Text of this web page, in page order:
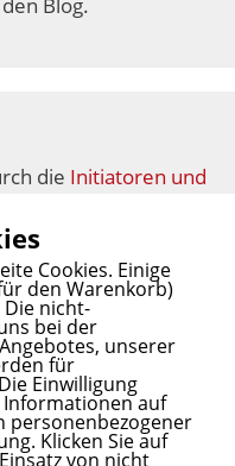
Blog.
die Initiatoren und
Medikamente
mitGeneratePress
Cookies. Einige
den Warenkorb)
nicht-
bei der
unserer
für
Einwilligung
auf
personenbezogener
Klicken Sie auf
von nicht